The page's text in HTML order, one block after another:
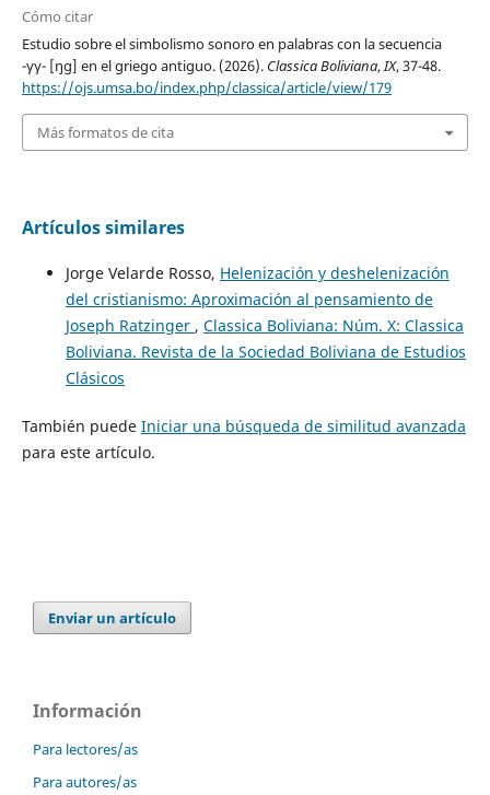
Cómo citar
Estudio sobre el simbolismo sonoro en palabras con la secuencia
-γγ- [ŋg] en el griego antiguo. (2026). Classica Boliviana,IX, 37-48.
https://ojs.umsa.bo/index.php/classica/article/view/179
Más formatos de cita
Artículos similares
Jorge Velarde Rosso, Helenización y deshelenización
del cristianismo: Aproximación al pensamiento de
Joseph Ratzinger , Classica Boliviana: Núm. X: Classica
Boliviana. Revista de la Sociedad Boliviana de Estudios
Clásicos
También puede Iniciar una búsqueda de similitud avanzada
para este artículo.
Enviar un artículo
Información
Para lectores/as
Para autores/as